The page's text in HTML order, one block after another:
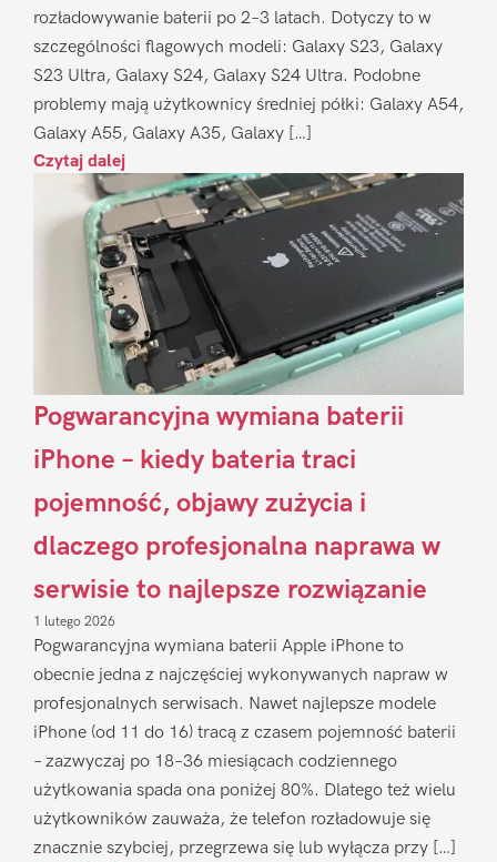
rozładowywanie baterii po 2–3 latach. Dotyczy to w
szczególności flagowych modeli: Galaxy S23, Galaxy
S23 Ultra, Galaxy S24, Galaxy S24 Ultra. Podobne
problemy mają użytkownicy średniej półki: Galaxy A54,
Galaxy A55, Galaxy A35, Galaxy […]
Czytaj dalej
Pogwarancyjna wymiana baterii
iPhone – kiedy bateria traci
pojemność, objawy zużycia i
dlaczego profesjonalna naprawa w
serwisie to najlepsze rozwiązanie
1 lutego 2026
Pogwarancyjna wymiana baterii Apple iPhone to
obecnie jedna z najczęściej wykonywanych napraw w
profesjonalnych serwisach. Nawet najlepsze modele
iPhone (od 11 do 16) tracą z czasem pojemność baterii
– zazwyczaj po 18–36 miesiącach codziennego
użytkowania spada ona poniżej 80%. Dlatego też wielu
użytkowników zauważa, że telefon rozładowuje się
znacznie szybciej, przegrzewa się lub wyłącza przy […]